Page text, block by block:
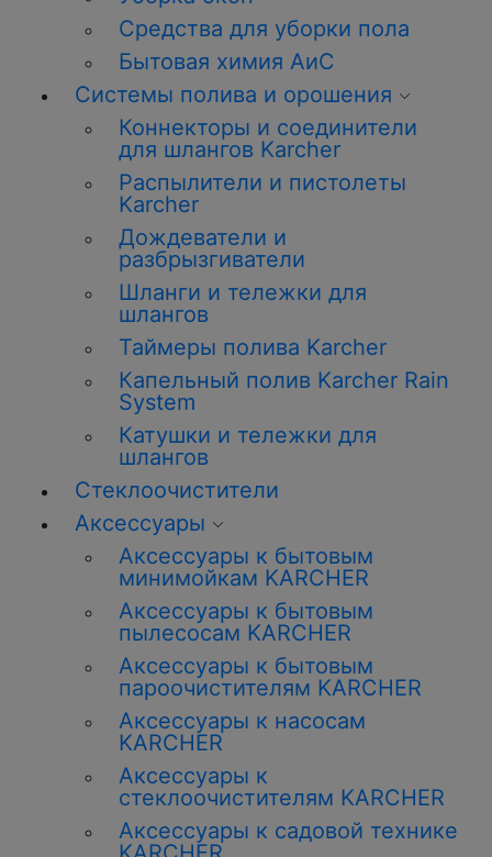
Средства для уборки пола
Бытовая химия АиС
Системы полива и орошения
Коннекторы и соединители
для шлангов Karcher
Распылители и пистолеты
Karcher
Дождеватели и
разбрызгиватели
Шланги и тележки для
шлангов
Таймеры полива Karcher
Капельный полив Karcher Rain
System
Катушки и тележки для
шлангов
Стеклоочистители
Аксессуары
Аксессуары к бытовым
минимойкам KARCHER
Аксессуары к бытовым
пылесосам KARCHER
Аксессуары к бытовым
пароочистителям KARCHER
Аксессуары к насосам
KARCHER
Аксессуары к
стеклоочистителям KARCHER
Аксессуары к садовой технике